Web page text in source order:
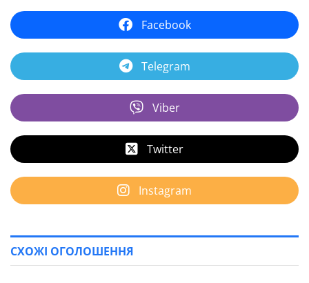
Facebook
Telegram
Viber
Twitter
Instagram
СХОЖІ ОГОЛОШЕННЯ